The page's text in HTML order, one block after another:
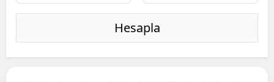
Çankırı
Çorum
Denizli
Hesapla